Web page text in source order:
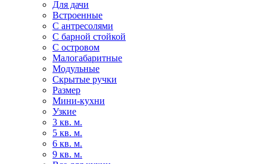
Для дачи
Встроенные
С антресолями
С барной стойкой
С островом
Малогабаритные
Модульные
Скрытые ручки
Размер
Мини-кухни
Узкие
3 кв. м.
5 кв. м.
6 кв. м.
9 кв. м.